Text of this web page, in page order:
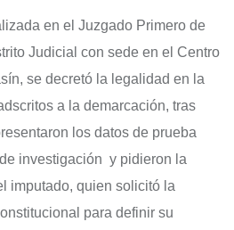
en el Juzgado Primero de
Judicial con sede en el Centro
se decretó la legalidad en la
a la demarcación, tras
los datos de prueba
investigación y pidieron la
imputado, quien solicitó la
para definir su